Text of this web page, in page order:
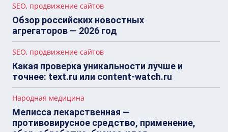
SEO, продвижение сайтов
Обзор российских новостных
агрегаторов — 2026 год
SEO, продвижение сайтов
Какая проверка уникальности лучше и
точнее: text.ru или content-watch.ru
Народная медицина
Мелисса лекарственная —
противовирусное средство, применение,